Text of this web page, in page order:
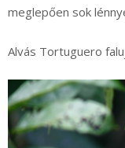
meglepően sok
Alvás Tortuguero